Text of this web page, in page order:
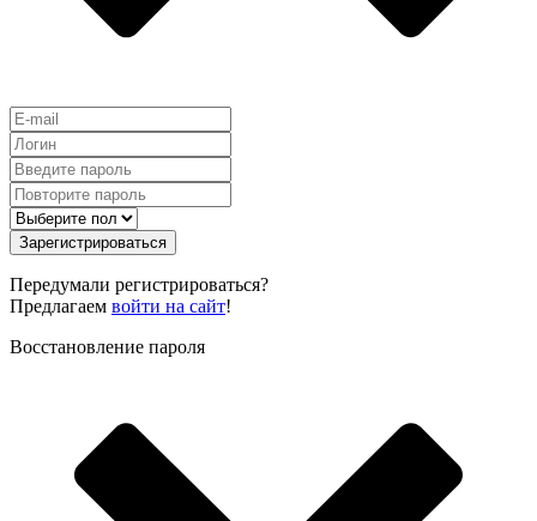
Зарегистрироваться
Передумали регистрироваться?
Предлагаем войти на сайт!
Восстановление пароля